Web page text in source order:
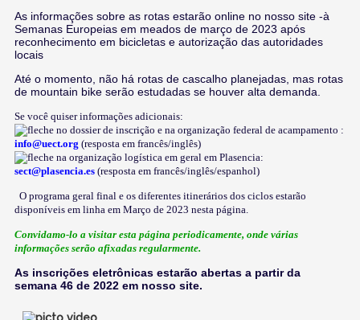
As informações sobre as rotas estarão online no nosso site -à
Semanas Europeias em meados de março de 2023 após
reconhecimento em bicicletas e autorização das autoridades
locais
Até o momento, não há rotas de cascalho planejadas, mas rotas
de mountain bike serão estudadas se houver alta demanda.
Se você quiser informações adicionais:
no dossier de inscrição e na organização federal de acampamento :
info@uect.org (resposta em francês/inglês)
na organização logística em geral em Plasencia:
sect@plasencia.es (resposta em francês/inglês/espanhol)
O programa geral final e os diferentes itinerários dos ciclos estarão
disponíveis em linha em Março de 2023 nesta página.
Convidamo-lo a visitar esta página periodicamente, onde várias
informações serão afixadas regularmente.
As inscrições eletrônicas estarão abertas a partir da
semana 46 de 2022 em nosso site.